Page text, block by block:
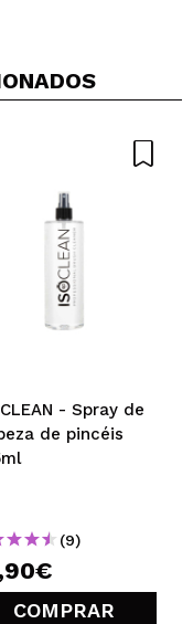
- Spray de
de pincéis
(9)
COMPRAR